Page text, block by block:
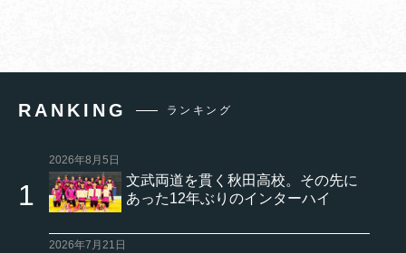
RANKING ランキング
2026年8月5日
文武両道を貫く秋田高校。その先に
あった12年ぶりのインターハイ
2026年7月21日